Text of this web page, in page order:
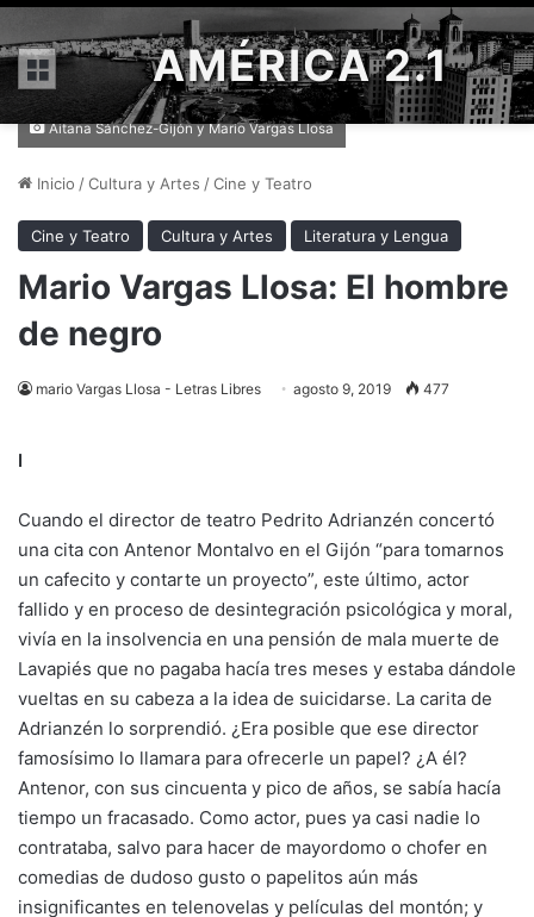
Menú AMÉRICA 2.1
Aitana Sánchez-Gijón y Mario Vargas Llosa
Inicio /Cultura y Artes /Cine y Teatro
Cine y Teatro Cultura y Artes Literatura y Lengua
Mario Vargas Llosa: El hombre
de negro
mario Vargas Llosa - Letras Libres agosto 9, 2019 477
I
Cuando el director de teatro Pedrito Adrianzén concertó
una cita con Antenor Montalvo en el Gijón “para tomarnos
un cafecito y contarte un proyecto”, este último, actor
fallido y en proceso de desintegración psicológica y moral,
vivía en la insolvencia en una pensión de mala muerte de
Lavapiés que no pagaba hacía tres meses y estaba dándole
vueltas en su cabeza a la idea de suicidarse. La carita de
Adrianzén lo sorprendió. ¿Era posible que ese director
famosísimo lo llamara para ofrecerle un papel? ¿A él?
Antenor, con sus cincuenta y pico de años, se sabía hacía
tiempo un fracasado. Como actor, pues ya casi nadie lo
contrataba, salvo para hacer de mayordomo o chofer en
comedias de dudoso gusto o papelitos aún más
insignificantes en telenovelas y películas del montón; y